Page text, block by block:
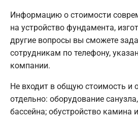
Информацию о стоимости
на устройство фундамента,
другие вопросы вы сможете
сотрудникам по телефону,
компании.
Не входит в общую стоимость и
отдельно: оборудование
бассейна; обустройство камина